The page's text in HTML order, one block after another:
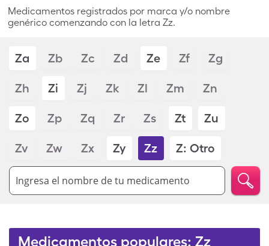
Medicamentos registrados por marca y/o nombre
genérico comenzando con la letra Zz.
Za Zb Zc Zd Ze Zf Zg
Zh Zi Zj Zk Zl Zm Zn
Zo Zp Zq Zr Zs Zt Zu
Zv Zw Zx Zy Zz Z: Otro
Ingresa el nombre de tu medicamento
Medicamentos populares: Zz